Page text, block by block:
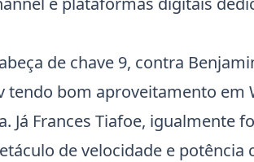
de chave 9, contra
tendo bom aproveitamento em
Já Frances Tiafoe, igualmente
de velocidade e potência